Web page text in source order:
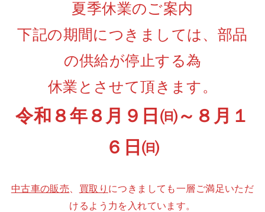
夏季休業のご案内
下記の期間につきましては、部品
の供給が停止する為
休業とさせて頂きます。
令和８年８月９日㈰～８月１
６日㈰
中古車の販売 買取り につきましても一層ご満足いただ
けるよう力を入れています。